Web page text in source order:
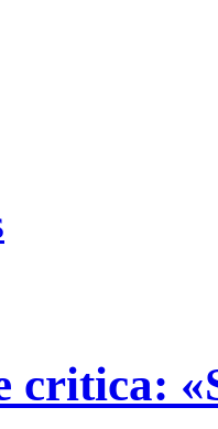
critica: